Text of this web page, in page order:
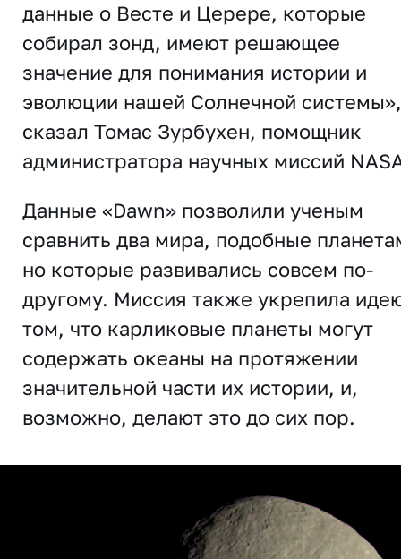
данные о Весте и Церере, которые
собирал зонд, имеют решающее
значение для понимания истории и
эволюции нашей Солнечной
сказал Томас Зурбухен, помощник
администратора научных миссий
Данные «Dawn» позволили ученым
сравнить два мира, подобные
но которые развивались совсем по-
другому. Миссия также укрепила
том, что карликовые планеты могут
содержать океаны на протяжении
значительной части их истории, и,
возможно, делают это до сих пор.